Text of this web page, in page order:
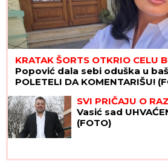
KRATAK ŠORTS OTKRIO CELU
Popović dala sebi oduška u
POLETELI DA KOMENTARIŠU!
SVI PRIČAJU O
Vasić sad
(FOTO)